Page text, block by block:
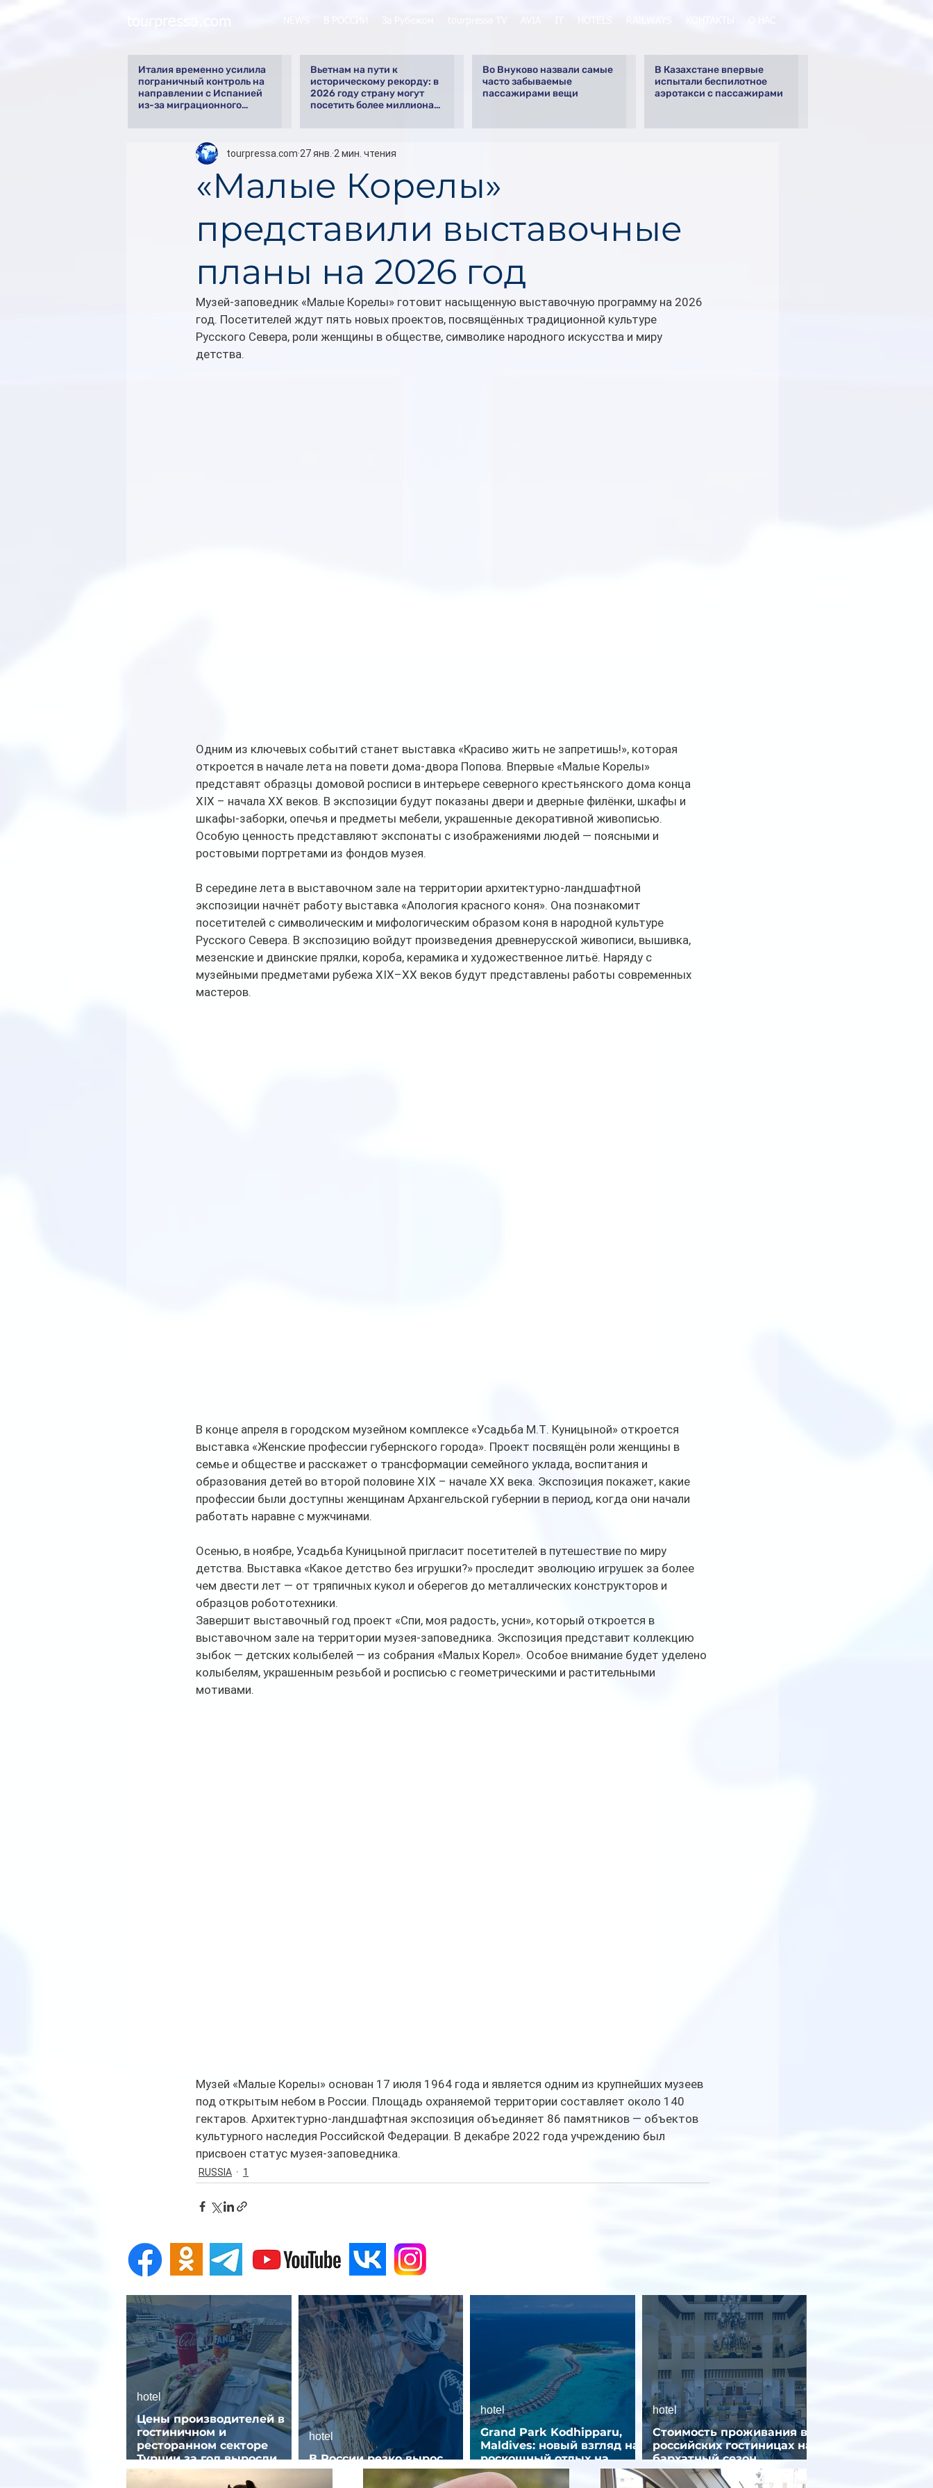
Италия временно усилила
пограничный контроль на
направлении с Испанией
из-за миграционного
Вьетнам на пути к
историческому рекорду: в
2026 году страну могут
посетить более миллиона
Во Внуково назвали самые
часто забываемые
пассажирами вещи
В Казахстане впервые
испытали беспилотное
аэротакси с пассажирами
«Малые Корелы»
представили выставочные
планы на 2026 год
tourpressa.com 27 янв. 2 мин. чтения
Музей-заповедник «Малые Корелы» готовит насыщенную выставочную программу на 2026
год. Посетителей ждут пять новых проектов, посвящённых традиционной культуре
Русского Севера, роли женщины в обществе, символике народного искусства и миру
детства.
Одним из ключевых событий станет выставка «Красиво жить не запретишь!», которая
откроется в начале лета на повети дома-двора Попова. Впервые «Малые Корелы»
представят образцы домовой росписи в интерьере северного крестьянского дома конца
XIX – начала XX веков. В экспозиции будут показаны двери и дверные филёнки, шкафы и
шкафы-заборки, опечья и предметы мебели, украшенные декоративной живописью.
Особую ценность представляют экспонаты с изображениями людей — поясными и
ростовыми портретами из фондов музея.
В середине лета в выставочном зале на территории архитектурно-ландшафтной
экспозиции начнёт работу выставка «Апология красного коня». Она познакомит
посетителей с символическим и мифологическим образом коня в народной культуре
Русского Севера. В экспозицию войдут произведения древнерусской живописи, вышивка,
мезенские и двинские прялки, короба, керамика и художественное литьё. Наряду с
музейными предметами рубежа XIX–XX веков будут представлены работы современных
мастеров.
В конце апреля в городском музейном комплексе «Усадьба М.Т. Куницыной» откроется
выставка «Женские профессии губернского города». Проект посвящён роли женщины в
семье и обществе и расскажет о трансформации семейного уклада, воспитания и
образования детей во второй половине XIX – начале XX века. Экспозиция покажет, какие
профессии были доступны женщинам Архангельской губернии в период, когда они начали
работать наравне с мужчинами.
Осенью, в ноябре, Усадьба Куницыной пригласит посетителей в путешествие по миру
детства. Выставка «Какое детство без игрушки?» проследит эволюцию игрушек за более
чем двести лет — от тряпичных кукол и оберегов до металлических конструкторов и
образцов робототехники.
Завершит выставочный год проект «Спи, моя радость, усни», который откроется в
выставочном зале на территории музея-заповедника. Экспозиция представит коллекцию
зыбок — детских колыбелей — из собрания «Малых Корел». Особое внимание будет уделено
колыбелям, украшенным резьбой и росписью с геометрическими и растительными
мотивами.
Музей «Малые Корелы» основан 17 июля 1964 года и является одним из крупнейших музеев
под открытым небом в России. Площадь охраняемой территории составляет около 140
гектаров. Архитектурно-ландшафтная экспозиция объединяет 86 памятников — объектов
культурного наследия Российской Федерации. В декабре 2022 года учреждению был
присвоен статус музея-заповедника.
RUSSIA 1
Цены производителей в
гостиничном и
ресторанном секторе
Турции за год выросли
почти на 32%
hotel
В России резко вырос
спрос на отели без звезд
hotel
Grand Park Kodhipparu,
Maldives: новый взгляд на
роскошный отдых на
Мальдивах
hotel
Стоимость проживания в
российских гостиницах на
бархатный сезон
снизилась на 9%
hotel